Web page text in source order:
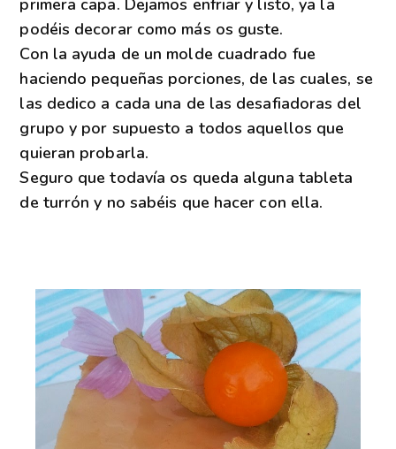
primera capa. Dejamos enfriar y listo, ya la
podéis decorar como más os guste.
Con la ayuda de un molde cuadrado fue
haciendo pequeñas porciones, de las cuales, se
las dedico a cada una de las desafiadoras del
grupo y por supuesto a todos aquellos que
quieran probarla.
Seguro que todavía os queda alguna tableta
de turrón y no sabéis que hacer con ella.